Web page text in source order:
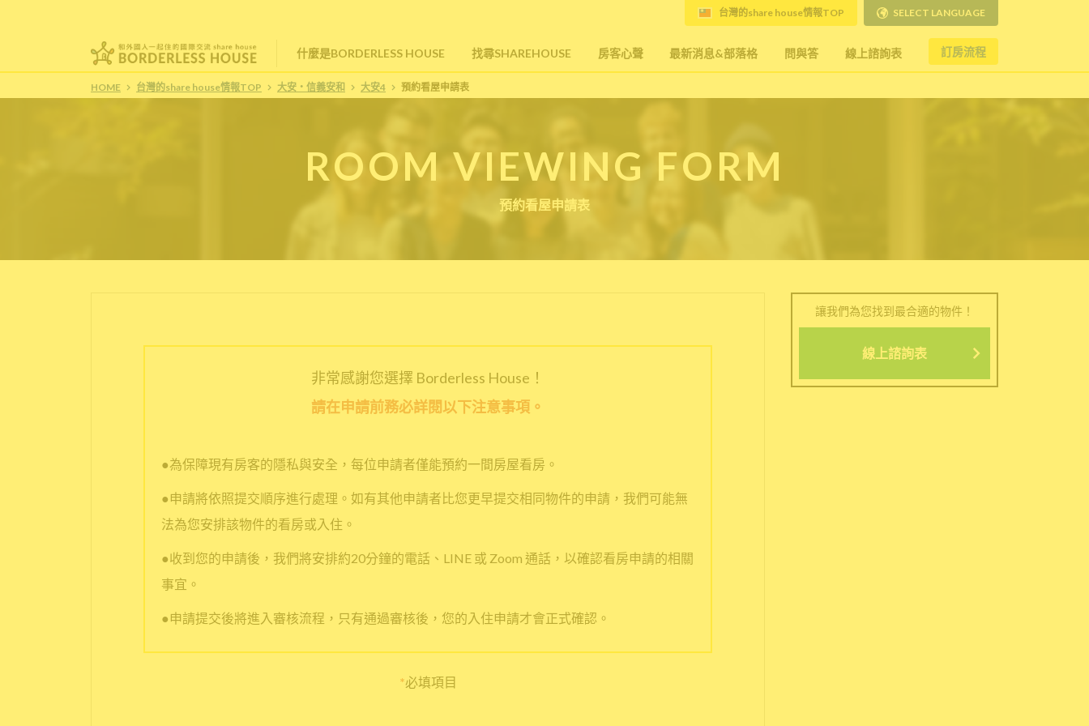
什麼是BORDERLESS HOUSE 找尋SHAREHOUSE 房客心聲 最新消息&部落格 問與答 線上諮詢表 訂房流程
台灣的share house情報TOP SELECT LANGUAGE
HOME 台灣的share house情報TOP 大安・信義安和 大安4 預約看屋申請表
ROOM VIEWING FORM
預約看屋申請表
非常感謝您選擇 Borderless House！
請在申請前務必詳閱以下注意事項。
●為保障現有房客的隱私與安全，每位申請者僅能預約一間房屋看房。
●申請將依照提交順序進行處理。如有其他申請者比您更早提交相同物件的申請，我們可能無
法為您安排該物件的看房或入住。
●收到您的申請後，我們將安排約20分鐘的電話、LINE 或 Zoom 通話，以確認看房申請的相關
事宜。
●申請提交後將進入審核流程，只有通過審核後，您的入住申請才會正式確認。
*必填項目
讓我們為您找到最合適的物件！
線上諮詢表